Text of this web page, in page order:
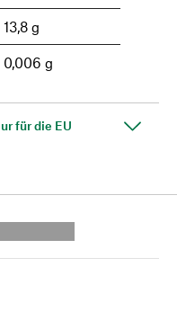
13,8 g
0,006 g
für die EU